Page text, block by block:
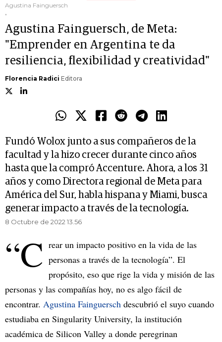
Agustina Fainguersch
.
Agustina Fainguersch, de Meta:
"Emprender en Argentina te da
resiliencia, flexibilidad y creatividad"
Florencia Radici Editora
Fundó Wolox junto a sus compañeros de la
facultad y la hizo crecer durante cinco años
hasta que la compró Accenture. Ahora, a los 31
años y como Directora regional de Meta para
América del Sur, habla hispana y Miami, busca
generar impacto a través de la tecnología.
8 Octubre de 2022 13.56
“C rear un impacto positivo en la vida de las
personas a través de la tecnología”. El
propósito, eso que rige la vida y misión de las
personas y las compañías hoy, no es algo fácil de
encontrar. Agustina Fainguersch descubrió el suyo cuando
estudiaba en Singularity University, la institución
académica de Silicon Valley a donde peregrinan